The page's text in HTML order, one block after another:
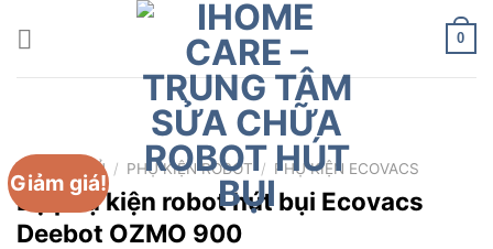
0
Giảm giá!
TRANG CHỦ / PHỤ KIỆN ROBOT / PHỤ KIỆN ECOVACS
Bộ phụ kiện robot hút bụi Ecovacs
Deebot OZMO 900